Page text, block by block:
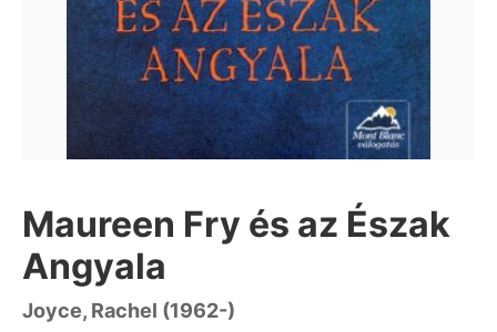
Maureen Fry és az Észak
Angyala
Joyce, Rachel (1962-)